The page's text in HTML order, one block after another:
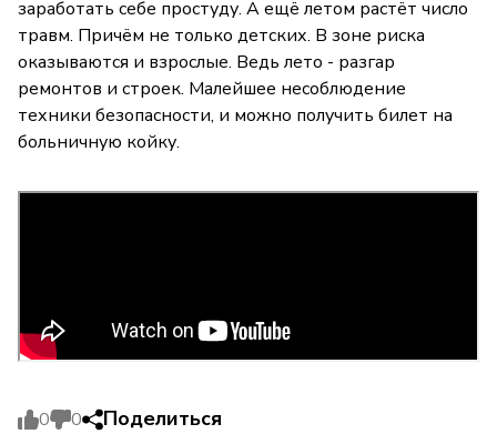
заработать себе простуду. А ещё летом растёт число
травм. Причём не только детских. В зоне риска
оказываются и взрослые. Ведь лето - разгар
ремонтов и строек. Малейшее несоблюдение
техники безопасности, и можно получить билет на
больничную койку.
0 0 Поделиться